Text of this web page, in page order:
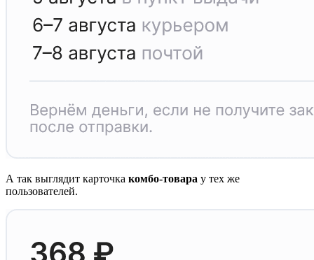
А так выглядит карточка комбо-товара у тех же
пользователей.